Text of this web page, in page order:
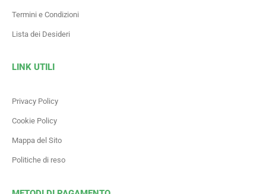
Termini e Condizioni
Lista dei Desideri
LINK UTILI
Privacy Policy
Cookie Policy
Mappa del Sito
Politiche di reso